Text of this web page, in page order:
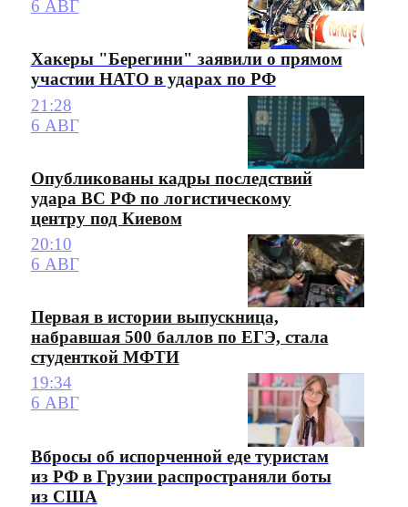
6 АВГ
Хакеры "Берегини" заявили о прямом
участии НАТО в ударах по РФ
21:28
6 АВГ
Опубликованы кадры последствий
удара ВС РФ по логистическому
центру под Киевом
20:10
6 АВГ
Первая в истории выпускница,
набравшая 500 баллов по ЕГЭ, стала
студенткой МФТИ
19:34
6 АВГ
Вбросы об испорченной еде туристам
из РФ в Грузии распространяли боты
из США